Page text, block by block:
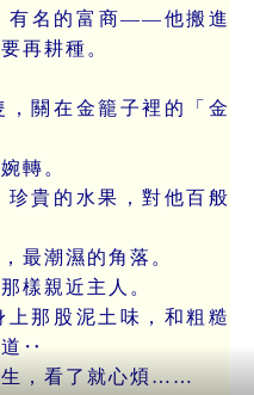
有名的富商——他搬進
再耕種。
關在金籠子裡的「金
轉。
貴的水果，對他百般
潮濕的角落。
親近主人。
那股泥土味，和粗糙
道‥
生，看了就心煩……